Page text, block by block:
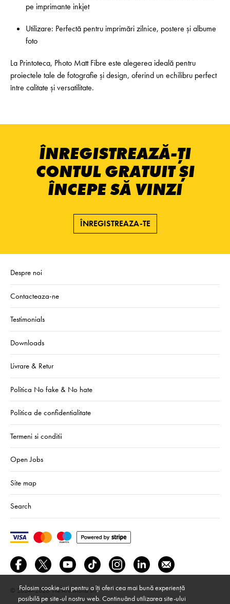
pe imprimante inkjet
Utilizare: Perfectă pentru imprimări zilnice, postere și albume
foto
La Printoteca, Photo Matt Fibre este alegerea ideală pentru
proiectele tale de fotografie și design, oferind un echilibru perfect
între calitate și versatilitate.
ÎNREGISTREAZĂ-ȚI
CONTUL GRATUIT ȘI
ÎNCEPE SĂ VINZI
ÎNREGISTREAZA-TE
Despre noi
Contacteaza-ne
Testimonials
Downloads
Livrare & Retur
Politica No fake & No hate
Politica de confidentialitate
Termeni si conditii
Open Jobs
Site map
Search
© 2024–2026 We Are Mono srl
Folosim cookie-uri pentru a îți oferi cea mai bună experiență
posibilă pe site-ul nostru web. Continuând utilizarea site-ului